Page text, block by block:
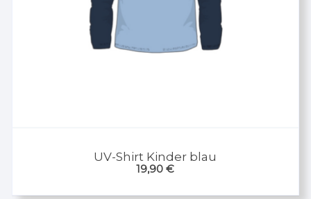
UV-Shirt Kinder blau
19,90€